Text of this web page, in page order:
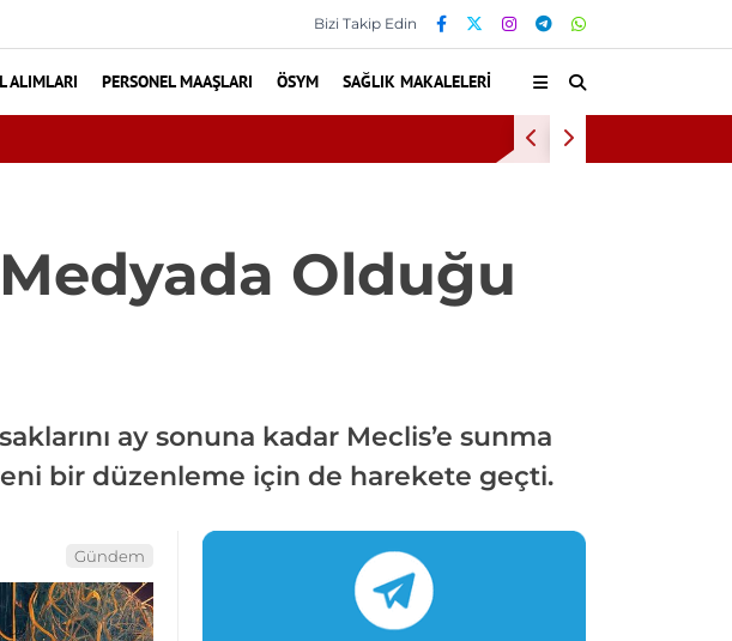
Bizi Takip Edin
ALIMLARI PERSONEL MAAŞLARI ÖSYM SAĞLIK MAKALELERI
Alımı Duyuruldu
Olduğu
ay sonuna kadar Meclis’e sunma
bir düzenleme için de harekete geçti.
Gündem